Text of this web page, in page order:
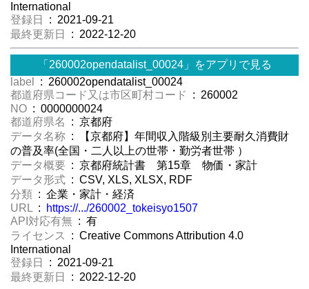
International
登録日
: 2021-09-21
最終更新日
: 2022-12-20
「260002opendatalist_00024」をアプリで見る
label
: 260002opendatalist_00024
都道府県コード又は市区町村コード
: 260002
NO : 0000000024
都道府県名
: 京都府
データ名称 : 【京都府】年間収入階級別主要耐久消費財
の普及率(全国・二人以上の世帯・勤労者世帯 ）
データ概要 : 京都府統計書 第15章 物価・家計
データ形式 : CSV, XLS, XLSX, RDF
分類 : 企業・家計・経済
URL :
https://.../260002_tokeisyo1507
API対応有無 : 有
ライセンス
: Creative Commons Attribution 4.0
International
登録日
: 2021-09-21
最終更新日
: 2022-12-20